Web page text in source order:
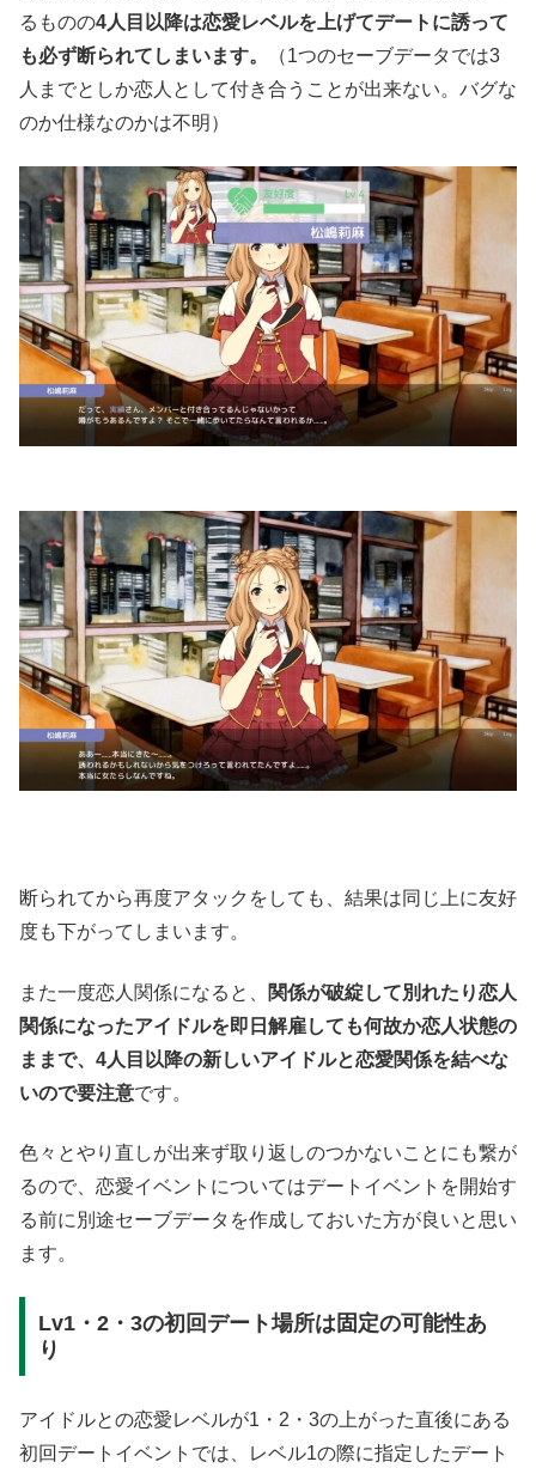
るものの4人目以降は恋愛レベルを上げてデートに誘って
も必ず断られてしまいます。
（1つのセーブデータでは3
人までとしか恋人として付き合うことが出来ない。バグな
のか仕様なのかは不明）
断られてから再度アタックをしても、結果は同じ上に友好
度も下がってしまいます。
また一度恋人関係になると、
関係が破綻して別れたり恋人
関係になったアイドルを即日解雇しても何故か恋人状態の
ままで、4人目以降の新しいアイドルと恋愛関係を結べな
いので要注意です。
色々とやり直しが出来ず取り返しのつかないことにも繋が
るので、恋愛イベントについてはデートイベントを開始す
る前に別途セーブデータを作成しておいた方が良いと思い
ます。
Lv1・2・3の初回デート場所は固定の可能性あ
り
アイドルとの恋愛レベルが1・2・3の上がった直後にある
初回デートイベントでは、レベル1の際に指定したデート